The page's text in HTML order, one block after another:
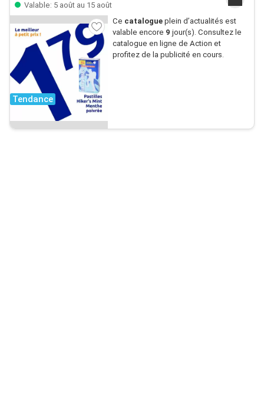
Valable: 5 août au 15 août
Tendance
Ce catalogueplein d’actualités est
valable encore 9 jour(s). Consultez le
catalogue en ligne de Action et
profitez de la publicité en cours.